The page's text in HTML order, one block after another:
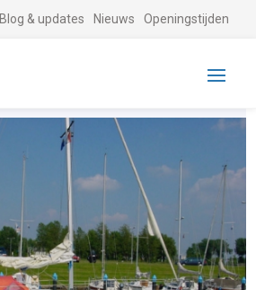
Blog & updates Nieuws Openingstijden